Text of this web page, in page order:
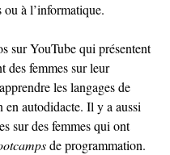
ou à l’informatique.
sur YouTube qui présentent
des femmes sur leur
les langages de
en autodidacte. Il y a aussi
sur des femmes qui ont
de programmation.